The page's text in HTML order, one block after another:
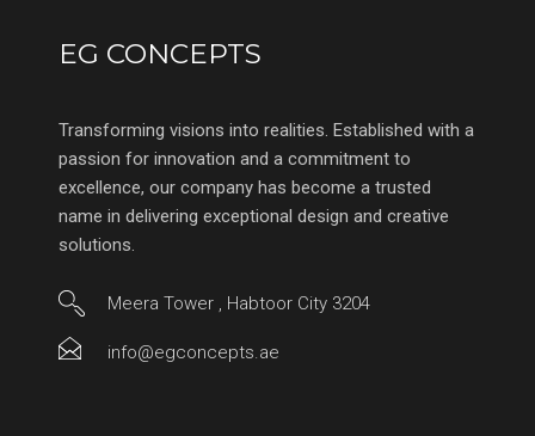
EG CONCEPTS
Transforming visions into realities. Established with a
passion for innovation and a commitment to
excellence, our company has become a trusted
name in delivering exceptional design and creative
solutions.
Meera Tower , Habtoor City 3204
info@egconcepts.ae